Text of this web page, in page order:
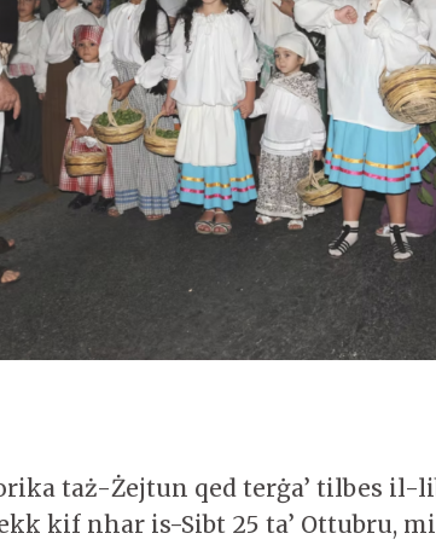
taż-Żejtun qed terġa’ tilbes il-
kif nhar is-Sibt 25 ta’ Ottubru,